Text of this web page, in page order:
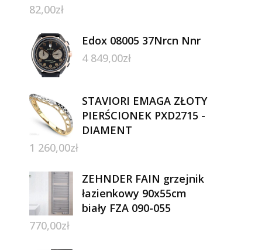
82,00zł
Edox 08005 37Nrcn Nnr
4 849,00zł
STAVIORI EMAGA ZŁOTY
PIERŚCIONEK PXD2715 -
DIAMENT
1 260,00zł
ZEHNDER FAIN grzejnik
łazienkowy 90x55cm
biały FZA 090-055
770,00zł